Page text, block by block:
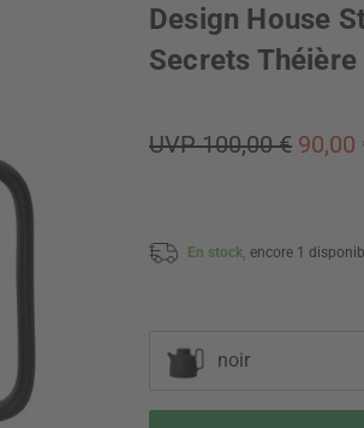
Design House
Secrets Théière
UVP 100,00 € 90,00
En stock, encore 1
noir